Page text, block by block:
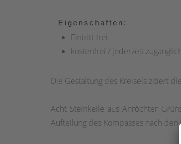
Eigenschaften:
Eintritt frei
kostenfrei / jederzeit
Die Gestaltung des Kreisels zitiert
Acht Steinkeile aus Anröchter
Aufteilung des Kompasses nach